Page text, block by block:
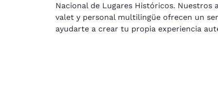
Nacional de Lugares Históricos. Nuestros
valet y personal multilingüe ofrecen un
ayudarte a crear tu propia experiencia